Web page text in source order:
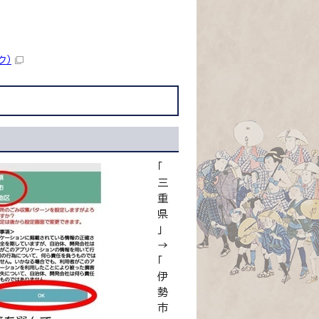
）
「
三
重
県
」
→
「
伊
勢
市